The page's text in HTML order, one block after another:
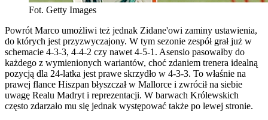
Fot. Getty Images
Powrót Marco umożliwi też jednak Zidane'owi zaminy ustawienia,
do których jest przyzwyczajony. W tym sezonie zespół grał już w
schemacie 4-3-3, 4-4-2 czy nawet 4-5-1. Asensio pasowałby do
każdego z wymienionych wariantów, choć zdaniem trenera idealną
pozycją dla 24-latka jest prawe skrzydło w 4-3-3. To właśnie na
prawej flance Hiszpan błyszczał w Mallorce i zwrócił na siebie
uwagę Realu Madryt i reprezentacji. W barwach Królewskich
często zdarzało mu się jednak występować także po lewej stronie.